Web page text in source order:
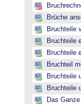
Brüche
Bruchteile
Bruchteile
Bruchteile
Bruchteil
Bruchteile
Bruchteile
Das